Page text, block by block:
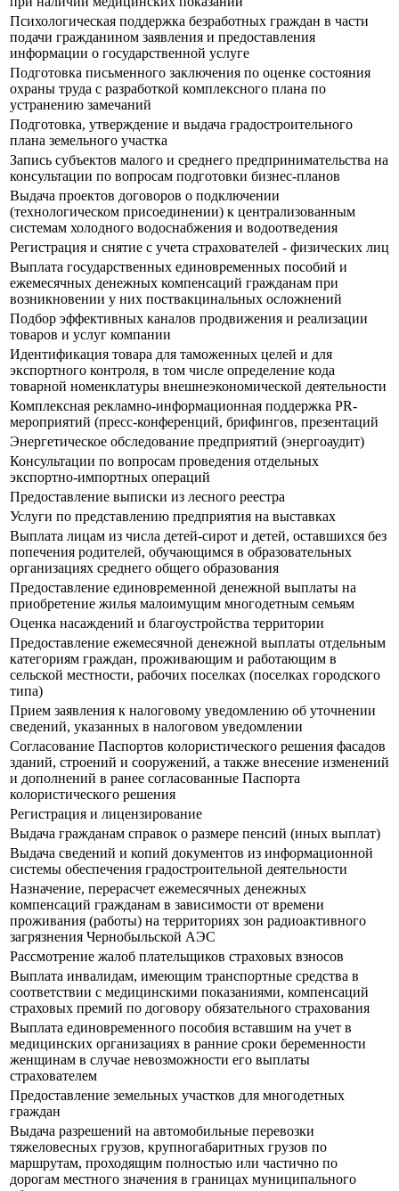
Психологическая поддержка безработных граждан в части
подачи гражданином заявления и предоставления
информации о государственной услуге
Подготовка письменного заключения по оценке состояния
охраны труда с разработкой комплексного плана по
устранению замечаний
Подготовка, утверждение и выдача градостроительного
плана земельного участка
Запись субъектов малого и среднего предпринимательства на
консультации по вопросам подготовки бизнес-планов
Выдача проектов договоров о подключении
(технологическом присоединении) к централизованным
системам холодного водоснабжения и водоотведения
Регистрация и снятие с учета страхователей - физических лиц
Выплата государственных единовременных пособий и
ежемесячных денежных компенсаций гражданам при
возникновении у них поствакцинальных осложнений
Подбор эффективных каналов продвижения и реализации
товаров и услуг компании
Идентификация товара для таможенных целей и для
экспортного контроля, в том числе определение кода
товарной номенклатуры внешнеэкономической деятельности
Комплексная рекламно-информационная поддержка PR-
мероприятий (пресс-конференций, брифингов, презентаций
Энергетическое обследование предприятий (энергоаудит)
Консультации по вопросам проведения отдельных
экспортно-импортных операций
Предоставление выписки из лесного реестра
Услуги по представлению предприятия на выставках
Выплата лицам из числа детей-сирот и детей, оставшихся без
попечения родителей, обучающимся в образовательных
организациях среднего общего образования
Предоставление единовременной денежной выплаты на
приобретение жилья малоимущим многодетным семьям
Оценка насаждений и благоустройства территории
Предоставление ежемесячной денежной выплаты отдельным
категориям граждан, проживающим и работающим в
сельской местности, рабочих поселках (поселках городского
типа)
Прием заявления к налоговому уведомлению об уточнении
сведений, указанных в налоговом уведомлении
Согласование Паспортов колористического решения фасадов
зданий, строений и сооружений, а также внесение изменений
и дополнений в ранее согласованные Паспорта
колористического решения
Регистрация и лицензирование
Выдача гражданам справок о размере пенсий (иных выплат)
Выдача сведений и копий документов из информационной
системы обеспечения градостроительной деятельности
Назначение, перерасчет ежемесячных денежных
компенсаций гражданам в зависимости от времени
проживания (работы) на территориях зон радиоактивного
загрязнения Чернобыльской АЭС
Рассмотрение жалоб плательщиков страховых взносов
Выплата инвалидам, имеющим транспортные средства в
соответствии с медицинскими показаниями, компенсаций
страховых премий по договору обязательного страхования
Выплата единовременного пособия вставшим на учет в
медицинских организациях в ранние сроки беременности
женщинам в случае невозможности его выплаты
страхователем
Предоставление земельных участков для многодетных
граждан
Выдача разрешений на автомобильные перевозки
тяжеловесных грузов, крупногабаритных грузов по
маршрутам, проходящим полностью или частично по
дорогам местного значения в границах муниципального